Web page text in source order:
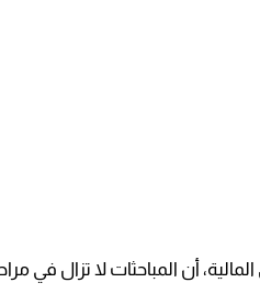
أن المباحثات لا تزال في